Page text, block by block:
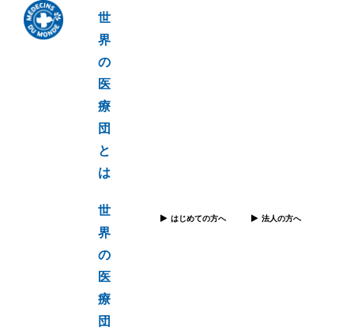
世
界
の
医
療
団
と
は
世
界
の
医
療
団
はじめての方へ 法人の方へ